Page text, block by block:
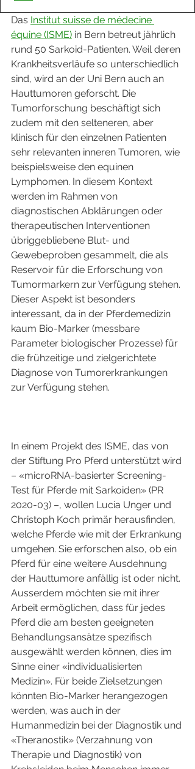
Das Institut suisse de médecine
équine (ISME) in Bern betreut jährlich
rund 50 Sarkoid-Patienten. Weil deren
Krankheitsverläufe so unterschiedlich
sind, wird an der Uni Bern auch an
Hauttumoren geforscht. Die
Tumorforschung beschäftigt sich
zudem mit den selteneren, aber
klinisch für den einzelnen Patienten
sehr relevanten inneren Tumoren, wie
beispielsweise den equinen
Lymphomen. In diesem Kontext
werden im Rahmen von
diagnostischen Abklärungen oder
therapeutischen Interventionen
übriggebliebene Blut- und
Gewebeproben gesammelt, die als
Reservoir für die Erforschung von
Tumormarkern zur Verfügung stehen.
Dieser Aspekt ist besonders
interessant, da in der Pferdemedizin
kaum Bio-Marker (messbare
Parameter biologischer Prozesse) für
die frühzeitige und zielgerichtete
Diagnose von Tumorerkrankungen
zur Verfügung stehen.
In einem Projekt des ISME, das von
der Stiftung Pro Pferd unterstützt wird
– «microRNA-basierter Screening-
Test für Pferde mit Sarkoiden» (PR
2020-03) –, wollen Lucia Unger und
Christoph Koch primär heraus­finden,
welche Pferde wie mit der Erkrankung
umgehen. Sie erforschen also, ob ein
Pferd für eine weitere Ausdehnung
der Hauttumore anfällig ist oder nicht.
Ausserdem möchten sie mit ihrer
Arbeit ermöglichen, dass für jedes
Pferd die am besten geeigneten
Behandlungsansätze spezifisch
ausgewählt werden können, dies im
Sinne einer «individualisierten
Medizin». Für beide Zielsetzungen
könnten Bio-Marker herangezogen
werden, was auch in der
Humanmedizin bei der Diagnostik und
«Theranostik» (Verzahnung von
Therapie und Diagnostik) von